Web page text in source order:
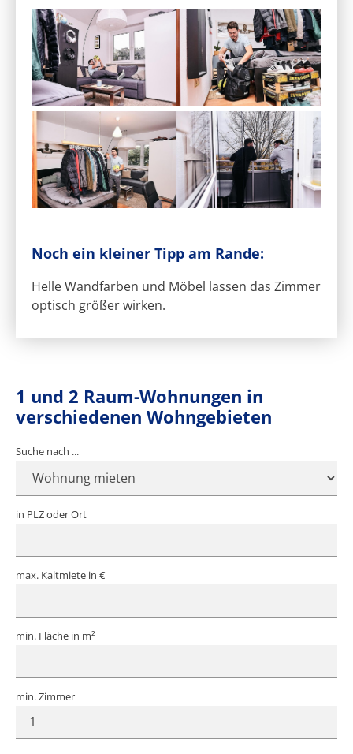
Noch ein kleiner Tipp am Rande:
Helle Wandfarben und Möbel lassen das Zimmer
optisch größer wirken.
1 und 2 Raum-Wohnungen in
verschiedenen Wohngebieten
Suche nach ...
in PLZ oder Ort
max. Kaltmiete in €
min. Fläche in m²
min. Zimmer